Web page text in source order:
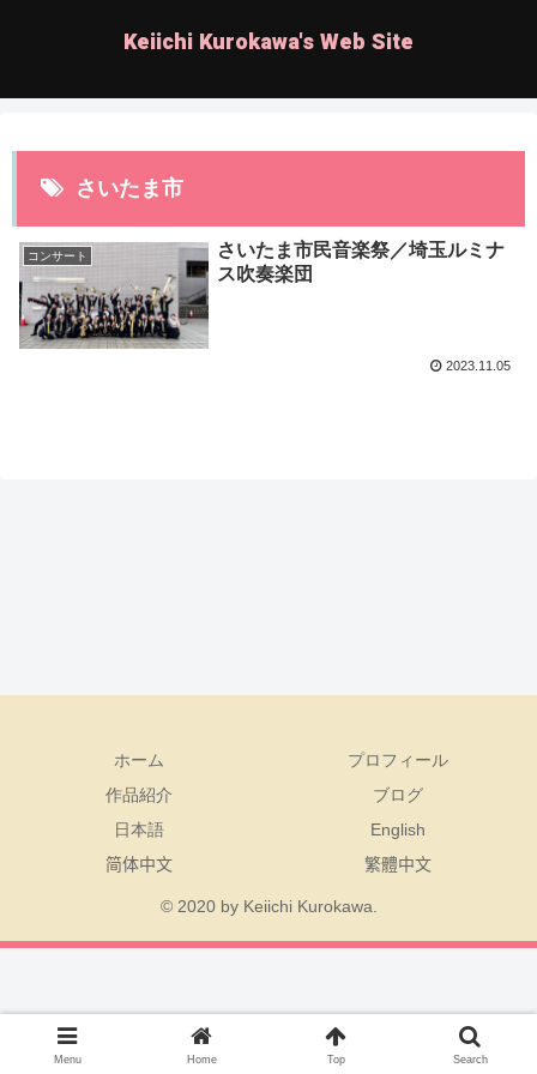
Keiichi Kurokawa's Web Site
さいたま市
コンサート
さいたま市民音楽祭／埼玉ルミナ
ス吹奏楽団
2023.11.05
ホーム
プロフィール
作品紹介
ブログ
日本語
English
简体中文
繁體中文
© 2020 by Keiichi Kurokawa.
Menu Home Top Search